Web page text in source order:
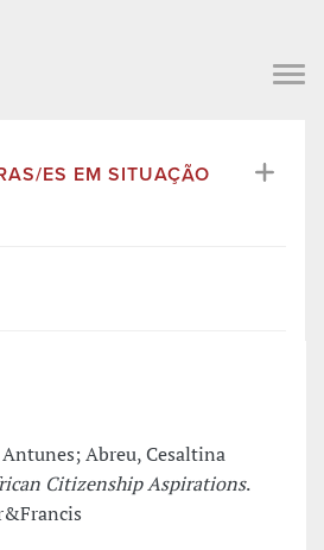
ES EM SITUAÇÃO
Abreu, Cesaltina
Citizenship Aspirations.